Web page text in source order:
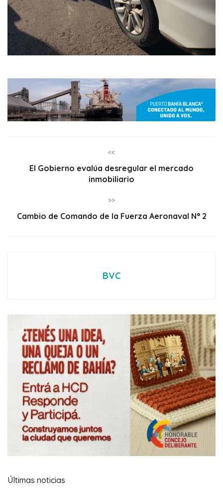
<<
El Gobierno evalúa desregular el mercado
inmobiliario
>>
Cambio de Comando de la Fuerza Aeronaval N° 2
BVC
Últimas noticias